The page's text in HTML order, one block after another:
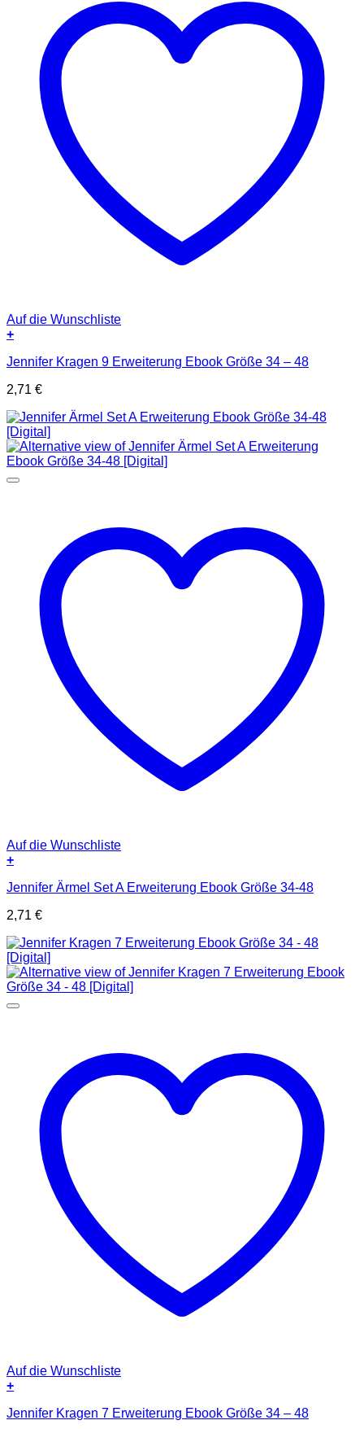
Auf die Wunschliste
+
Jennifer Kragen 9 Erweiterung Ebook Größe 34 – 48
2,71 €
Auf die Wunschliste
+
Jennifer Ärmel Set A Erweiterung Ebook Größe 34-48
2,71 €
Auf die Wunschliste
+
Jennifer Kragen 7 Erweiterung Ebook Größe 34 – 48